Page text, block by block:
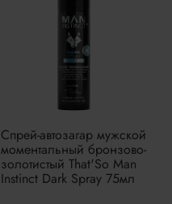
Спрей-автозагар мужской
моментальный бронзово-
золотистый That'So Man
Instinct Dark Spray 75мл